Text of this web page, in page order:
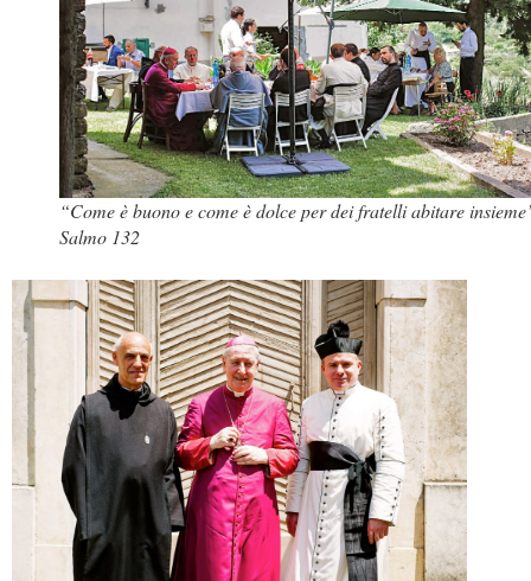
“Come è buono e come è dolce per dei fratelli abitare
Salmo 132